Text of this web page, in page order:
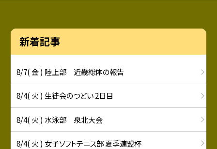
新着記事
8/7( 金 ) 陸上部 近畿総体の報告
8/4( 火 ) 生徒会のつどい 2日目
8/4( 火 ) 水泳部 泉北大会
8/4( 火 ) 女子ソフトテニス部 夏季連盟杯